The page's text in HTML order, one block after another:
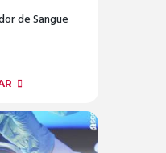
de Sangue